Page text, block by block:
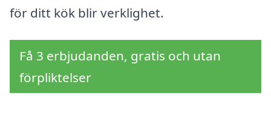
för ditt kök blir verklighet.
Få 3 erbjudanden, gratis och utan
förpliktelser